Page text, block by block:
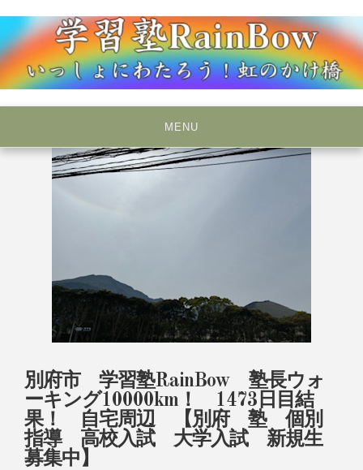
to
content
学習塾RainBow
MENU
別府市 学習塾RainBow 塾長ウォ
ーキング10000km！ 1473日目結
果！ 自宅周辺 【別府 塾 個別
指導 高校入試 大学入試 新規生
募集中】